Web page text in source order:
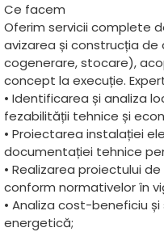
Ce facem
Oferim servicii complete
avizarea și construcția
cogenerare, stocare),
concept la execuție.
• Identificarea și analiza
fezabilității tehnice și
• Proiectarea instalației
documentației tehnice
• Realizarea proiectului
conform normativelor în
• Analiza cost-beneficiu
energetică;